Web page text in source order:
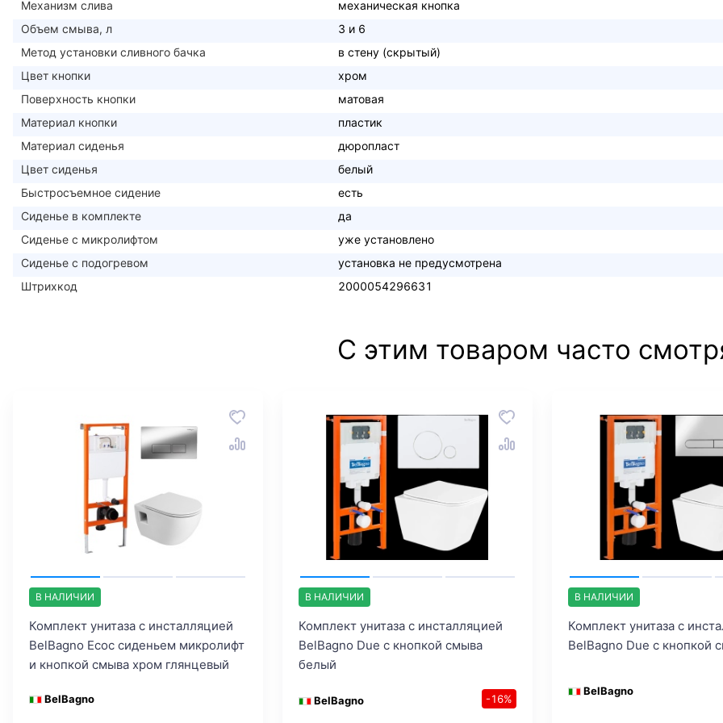
Механизм слива
механическая кнопка
Объем смыва, л
3 и 6
Метод установки сливного бачка
в стену (скрытый)
Цвет кнопки
хром
Поверхность кнопки
матовая
Материал кнопки
пластик
Материал сиденья
дюропласт
Цвет сиденья
белый
Быстросъемное сидение
есть
Сиденье в комплекте
да
Сиденье с микролифтом
уже установлено
Сиденье с подогревом
установка не предусмотрена
Штрихкод
2000054296631
С этим товаром часто
В НАЛИЧИИ
Комплект унитаза с инсталляцией
BelBagno Ecoс сиденьем микролифт
и кнопкой смыва хром глянцевый
BelBagno
В НАЛИЧИИ
Комплект унитаза с инсталляцией
BelBagno Due с кнопкой смыва
белый
BelBagno -16%
В НАЛИЧИИ
Комплект унитаза с
BelBagno Due с кнопкой
BelBagno